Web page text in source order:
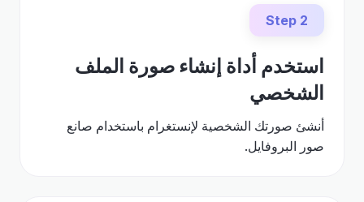
Step 2
استخدم أداة إنشاء صورة الملف
الشخصي
أنشئ صورتك الشخصية لإنستغرام باستخدام صانع
صور البروفايل.